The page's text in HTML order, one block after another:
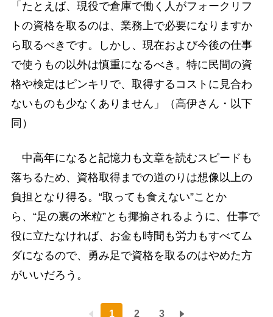
「たとえば、現役で倉庫で働く人がフォークリフ
トの資格を取るのは、業務上で必要になりますか
ら取るべきです。しかし、現在および今後の仕事
で使うもの以外は慎重になるべき。特に民間の資
格や検定はピンキリで、取得するコストに見合わ
ないものも少なくありません」（高伊さん・以下
同）
中高年になると記憶力も文章を読むスピードも
落ちるため、資格取得までの道のりは想像以上の
負担となり得る。“取っても食えない”ことか
ら、“足の裏の米粒”とも揶揄されるように、仕事で
役に立たなければ、お金も時間も労力もすべてム
ダになるので、勇み足で資格を取るのはやめた方
がいいだろう。
1 2 3